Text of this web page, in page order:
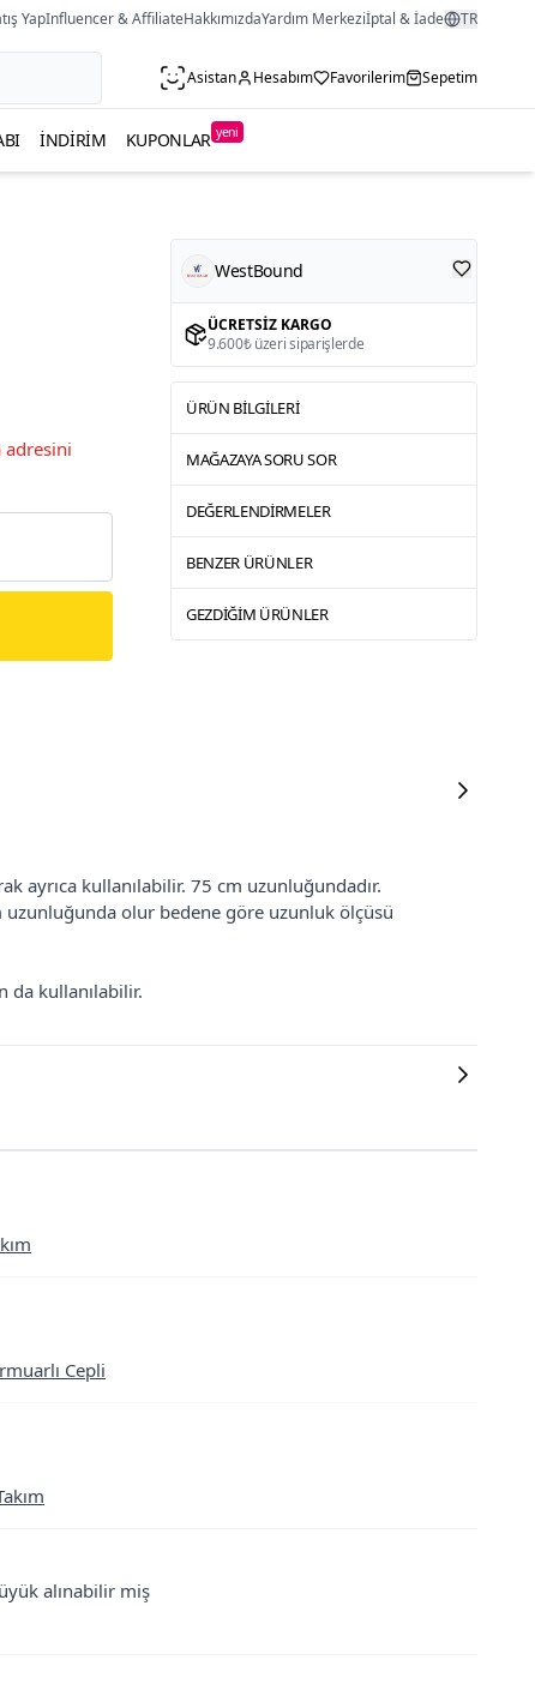
YapInfluencer & AffiliateHakkımızdaYardım Merkeziİptal & İade TR
Asistan Hesabım Favorilerim Sepetim
İNDIRIM KUPONLAR yeni
adresini
WestBound
ÜCRETSIZ KARGO
9.600₺ üzeri siparişlerde
ÜRÜN BILGILERI
MAĞAZAYA SORU SOR
DEĞERLENDIRMELER
BENZER ÜRÜNLER
GEZDIĞIM ÜRÜNLER
ayrıca kullanılabilir. 75 cm uzunluğundadır.
uzunluğunda olur bedene göre uzunluk ölçüsü
da kullanılabilir.
Cepli
alınabilir miş